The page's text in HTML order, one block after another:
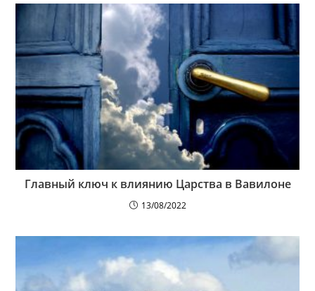
Главный ключ к влиянию Царства в Вавилоне
13/08/2022